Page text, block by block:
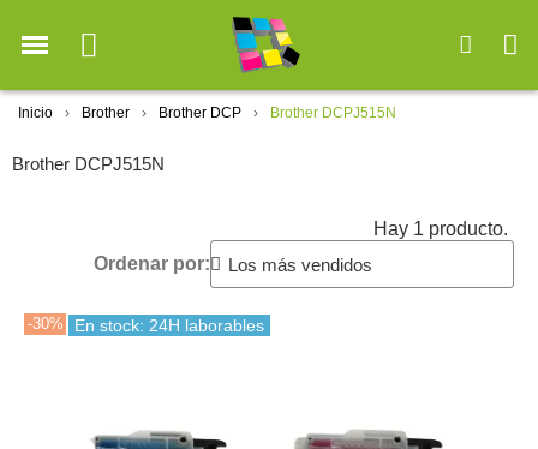
Inicio Brother Brother DCP Brother DCPJ515N
Brother DCPJ515N
Hay 1 producto.
Ordenar por:
-30% En stock: 24H laborables